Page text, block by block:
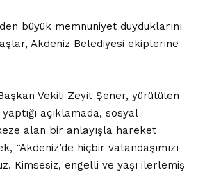
büyük memnuniyet duyduklarını
Akdeniz Belediyesi ekiplerine
Vekili Zeyit Şener, yürütülen
açıklamada, sosyal
alan bir anlayışla hareket
“Akdeniz’de hiçbir vatandaşımızı
Kimsesiz, engelli ve yaşı ilerlemiş